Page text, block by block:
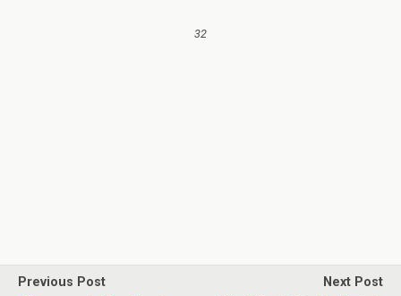
32
Previous Post
Next Post